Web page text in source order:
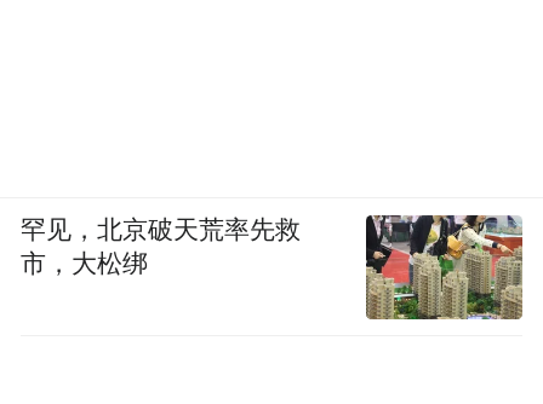
罕见，北京破天荒率先救
市，大松绑